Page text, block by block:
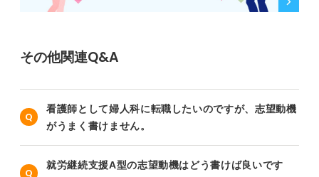
その他関連Q&A
看護師として婦人科に転職したいのですが、志望動機
がうまく書けません。
就労継続支援A型の志望動機はどう書けば良いです